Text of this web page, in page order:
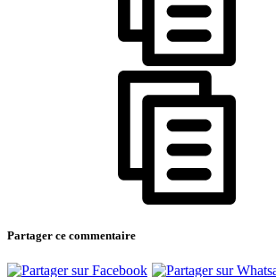
Partager ce commentaire